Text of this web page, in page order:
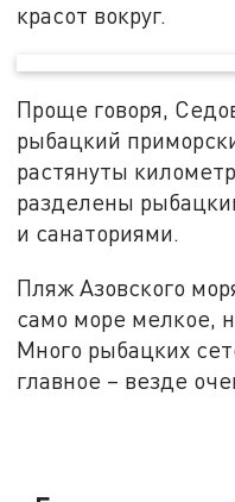
красот вокруг.
Проще говоря,
рыбацкий
растянуты
разделены
и санаториями.
Пляж Азовского
само море мелкое,
Много рыбацких
главное – везде